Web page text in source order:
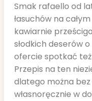
Smak rafaello od
łasuchów na
kawiarnie
słodkich deserów
ofercie spotkać też
Przepis na ten
dlatego można
własnoręcznie w